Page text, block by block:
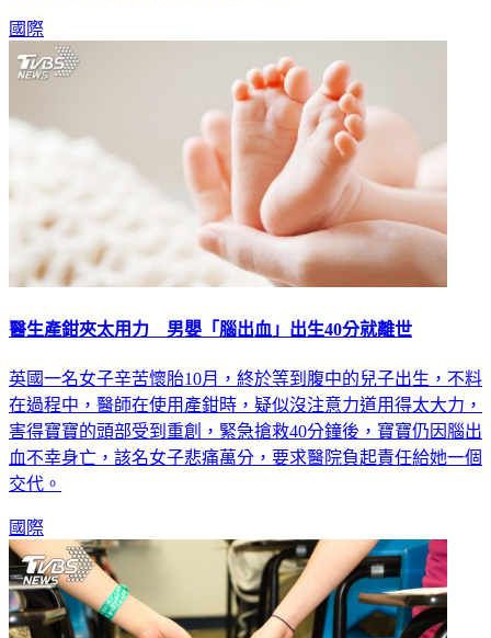
國際
醫生產鉗夾太用力 男嬰「腦出血」出生40分就離世
英國一名女子辛苦懷胎10月，終於等到腹中的兒子出生，不料
在過程中，醫師在使用產鉗時，疑似沒注意力道用得太大力，
害得寶寶的頭部受到重創，緊急搶救40分鐘後，寶寶仍因腦出
血不幸身亡，該名女子悲痛萬分，要求醫院負起責任給她一個
交代。
國際